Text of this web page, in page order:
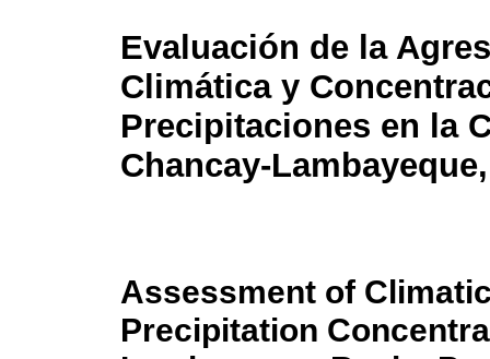
Evaluación de la
Climática y
Precipitaciones en la
Chancay-
Assessment of
Precipitation